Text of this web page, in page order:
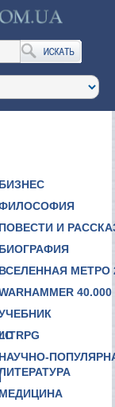
БИЗНЕС
ПОВЕСТИ И
БИОГРАФИЯ
ВСЕЛЕННАЯ МЕТРО
40.000
НАУЧНО-
МЕДИЦИНА